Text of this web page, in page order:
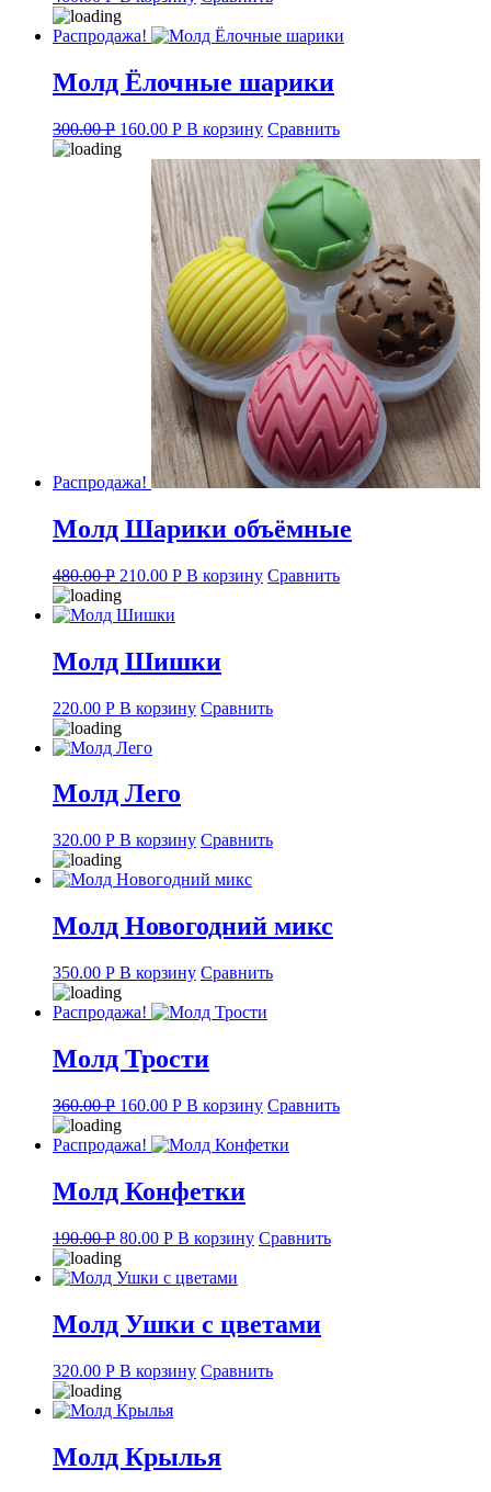
Распродажа!
Молд Ёлочные шарики
300.00Р Original
price
300.00 руб..
160.00 РCurrent
is:
160.00 руб..
В корзину Сравнить
Распродажа!
Молд Шарики объёмные
480.00Р Original
price
was:
210.00 РCurrent
В корзину Сравнить
Молд Шишки
220.00 Р В корзину Сравнить
Молд Лего
320.00 Р В корзину Сравнить
Молд Новогодний микс
350.00 Р В корзину Сравнить
Распродажа!
Молд Трости
360.00Р Original
price
was:
160.00 РCurrent
is:
В корзину Сравнить
Распродажа!
Молд Конфетки
190.00Р Original
price
was:
80.00 РCurrent
is:
В корзину Сравнить
Молд Ушки с цветами
320.00 Р В корзину Сравнить
Молд Крылья